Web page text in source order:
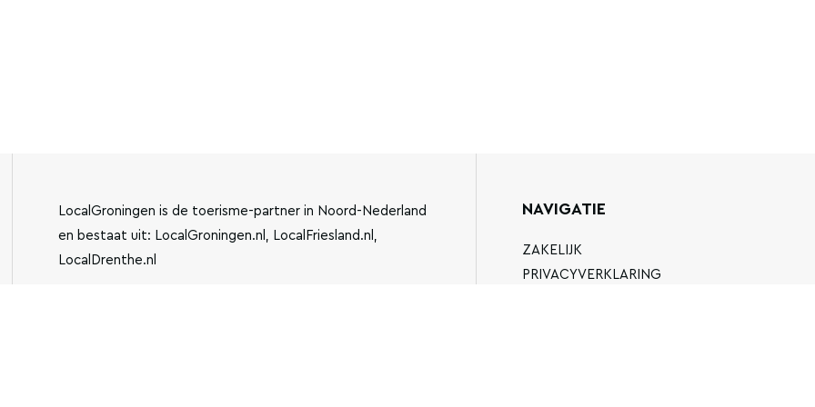
LocalGroningen is de toerisme-partner in Noord-Nederland
en bestaat uit: LocalGroningen.nl, LocalFriesland.nl,
LocalDrenthe.nl
NAVIGATIE
ZAKELIJK
PRIVACYVERKLARING